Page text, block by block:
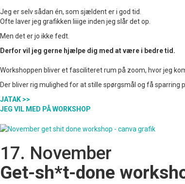
Jeg er selv sådan én, som sjældent er i god tid.
Ofte laver jeg grafikken liiige inden jeg slår det op.
Men det er jo ikke fedt.
Derfor vil jeg gerne hjælpe dig med at være i bedre tid.
Workshoppen bliver et fasciliteret rum på zoom, hvor jeg
Der bliver rig mulighed for at stille spørgsmål og få sparring
JATAK >>
JEG VIL MED PÅ WORKSHOP
17. November
Get-sh*t-done